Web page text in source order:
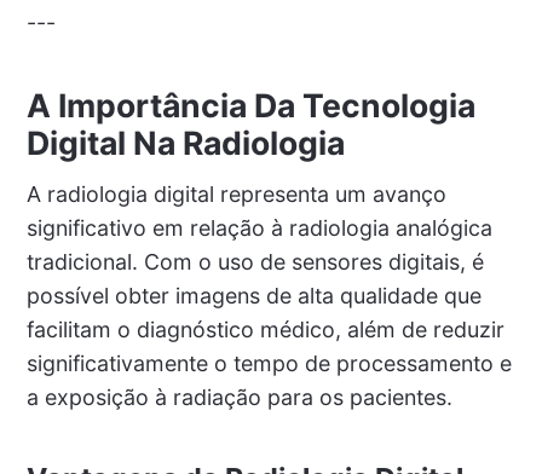
---
A Importância Da Tecnologia
Digital Na Radiologia
A radiologia digital representa um avanço
significativo em relação à radiologia analógica
tradicional. Com o uso de sensores digitais, é
possível obter imagens de alta qualidade que
facilitam o diagnóstico médico, além de reduzir
significativamente o tempo de processamento e
a exposição à radiação para os pacientes.